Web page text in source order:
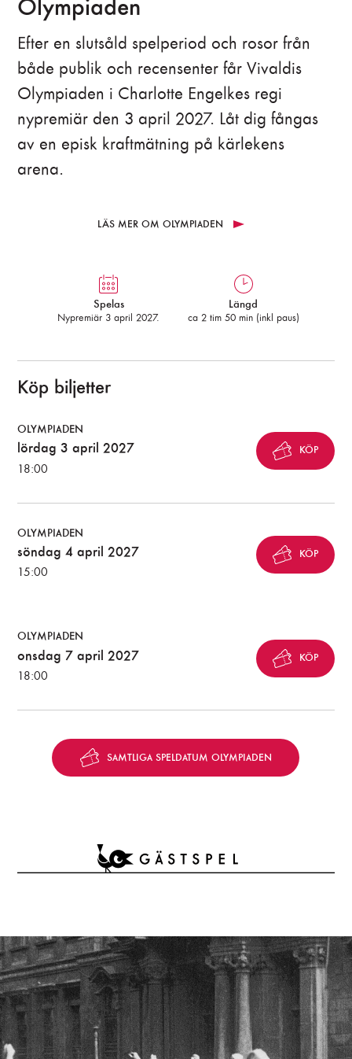
Olympiaden
Efter en slutsåld spelperiod och rosor från
både publik och recensenter får Vivaldis
Olympiaden i Charlotte Engelkes regi
nypremiär den 3 april 2027. Låt dig fångas
av en episk kraftmätning på kärlekens
arena.
LÄS MER OM OLYMPIADEN
Spelas
Nypremiär 3 april 2027.
Längd
ca 2 tim 50 min (inkl paus)
Köp biljetter
OLYMPIADEN
lördag 3 april 2027
18:00
KÖP
OLYMPIADEN
söndag 4 april 2027
15:00
KÖP
OLYMPIADEN
onsdag 7 april 2027
18:00
KÖP
SAMTLIGA SPELDATUM OLYMPIADEN